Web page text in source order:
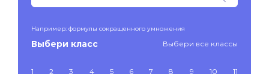
Например: формулы сокращенного умножения
Выбери класс Выбери все классы
1 2 3 4 5 6 7 8 9 10 11